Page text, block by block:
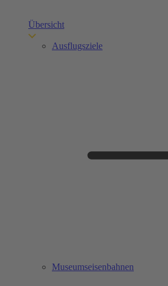
Übersicht
Ausflugsziele
Museumseisenbahnen